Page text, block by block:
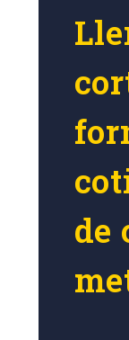
de